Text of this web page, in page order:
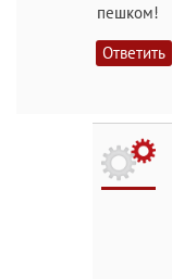
пешком!
Ответить